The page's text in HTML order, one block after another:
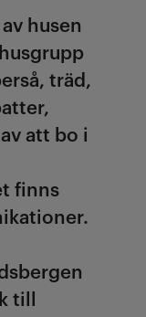
husen
träd,
att bo i
finns
till